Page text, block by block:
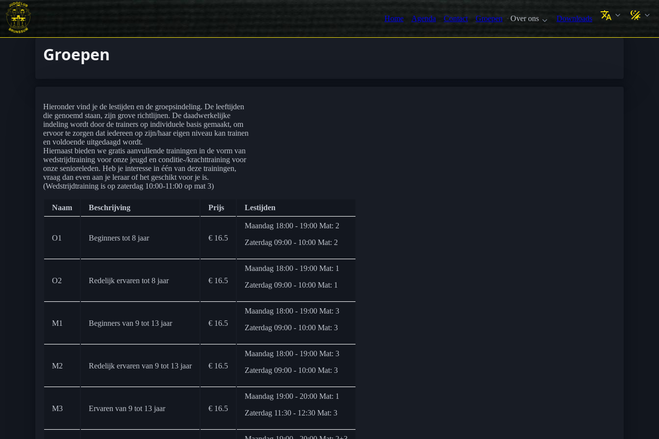
Home Agenda Contact Groepen Over ons Downloads
Groepen
Hieronder vind je de lestijden en de groepsindeling. De leeftijden
die genoemd staan, zijn grove richtlijnen. De daadwerkelijke
indeling wordt door de trainers op individuele basis gemaakt, om
ervoor te zorgen dat iedereen op zijn/haar eigen niveau kan trainen
en voldoende uitgedaagd wordt.
Hiernaast bieden we gratis aanvullende trainingen in de vorm van
wedstrijdtraining voor onze jeugd en conditie-/krachttraining voor
onze senioreleden. Heb je interesse in één van deze trainingen,
vraag dan even aan je leraar of het geschikt voor je is.
(Wedstrijdtraining is op zaterdag 10:00-11:00 op mat 3)
Naam Beschrijving Prijs Lestijden
O1 Beginners tot 8 jaar € 16.5
Maandag 18:00 - 19:00 Mat: 2
Zaterdag 09:00 - 10:00 Mat: 2
O2 Redelijk ervaren tot 8 jaar € 16.5
Maandag 18:00 - 19:00 Mat: 1
Zaterdag 09:00 - 10:00 Mat: 1
M1 Beginners van 9 tot 13 jaar € 16.5
Maandag 18:00 - 19:00 Mat: 3
Zaterdag 09:00 - 10:00 Mat: 3
M2 Redelijk ervaren van 9 tot 13 jaar € 16.5
Maandag 18:00 - 19:00 Mat: 3
Zaterdag 09:00 - 10:00 Mat: 3
M3 Ervaren van 9 tot 13 jaar € 16.5
Maandag 19:00 - 20:00 Mat: 1
Zaterdag 11:30 - 12:30 Mat: 3